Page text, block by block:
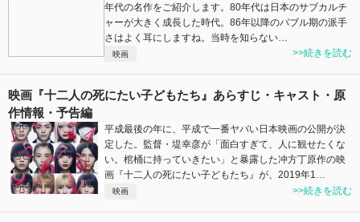
年代の名作をご紹介します。80年代は日本のサブカルチ
ャーが大きく成長した時代。86年以降のバブル期の派手
さはよく耳にしますね。当時を知らない…
映画 >>続きを読む
映画『十二人の死にたい子どもたち』あらすじ・キャスト・原
作情報・予告編
平成最後の年に、平成で一番ヤバい日本映画の公開が決
定した。監督・堤幸彦が「面白すぎて、人に観せたくな
い。棺桶に持っていきたい」と暴露した冲方丁原作の映
画『十二人の死にたい子どもたち』が、2019年1…
映画 >>続きを読む